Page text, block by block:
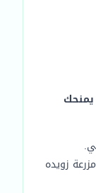
زويده